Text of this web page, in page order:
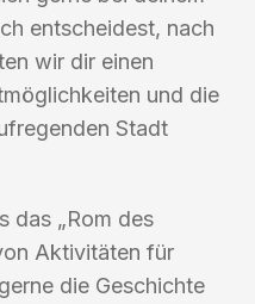
entscheidest, nach
wir dir einen
und die
Stadt
das „Rom des
Aktivitäten für
die Geschichte